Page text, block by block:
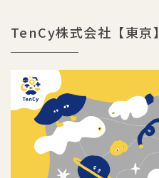
TenCy株式会社【東京】